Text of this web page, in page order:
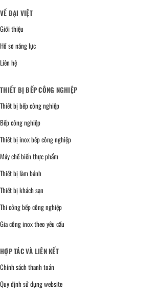
VỀ ĐẠI VIỆT
Giới thiệu
Hồ sơ năng lực
Liên hệ
THIẾT BỊ BẾP CÔNG NGHIỆP
Thiết bị bếp công nghiệp
Bếp công nghiệp
Thiết bị inox bếp công nghiệp
Máy chế biến thực phẩm
Thiết bị làm bánh
Thiết bị khách sạn
Thi công bếp công nghiệp
Gia công inox theo yêu cầu
HỢP TÁC VÀ LIÊN KẾT
Chính sách thanh toán
Quy định sử dụng website